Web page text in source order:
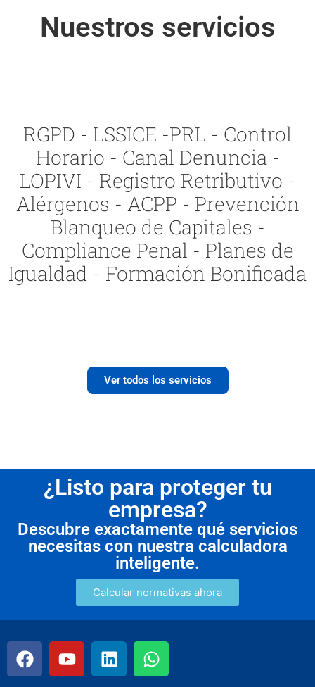
Nuestros servicios
RGPD - LSSICE -PRL - Control
Horario - Canal Denuncia -
LOPIVI - Registro Retributivo -
Alérgenos - ACPP - Prevención
Blanqueo de Capitales -
Compliance Penal - Planes de
Igualdad - Formación Bonificada
Ver todos los servicios
¿Listo para proteger tu
empresa?
Descubre exactamente qué servicios
necesitas con nuestra calculadora
inteligente.
Calcular normativas ahora